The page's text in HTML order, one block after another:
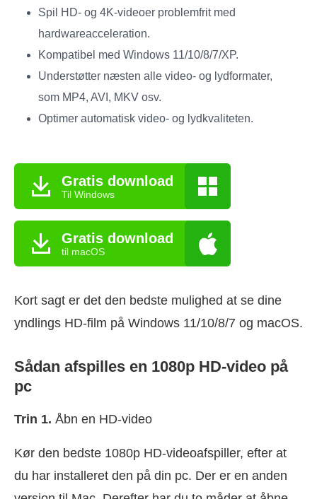
Spil HD- og 4K-videoer problemfrit med
hardwareacceleration.
Kompatibel med Windows 11/10/8/7/XP.
Understøtter næsten alle video- og lydformater,
som MP4, AVI, MKV osv.
Optimer automatisk video- og lydkvaliteten.
Gratis download
Til Windows
Gratis download
til macOS
Kort sagt er det den bedste mulighed at se dine
yndlings HD-film på Windows 11/10/8/7 og macOS.
Sådan afspilles en 1080p HD-video på
pc
Trin 1. Åbn en HD-video
Kør den bedste 1080p HD-videoafspiller, efter at
du har installeret den på din pc. Der er en anden